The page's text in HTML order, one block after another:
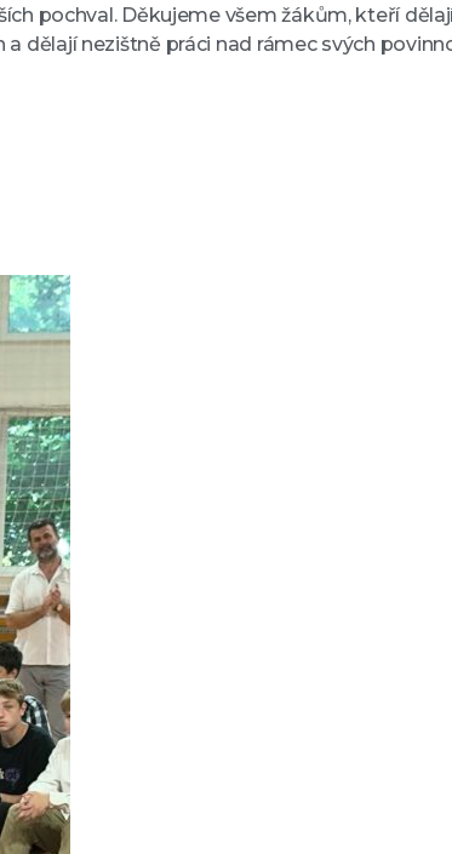
pochval. Děkujeme všem žákům, kteří
dělají nezištně práci nad rámec svých